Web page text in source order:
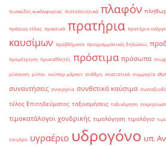
πινακίδες κυκλοφορίας πιστοποιητικά πλαφόν
πράσινο τέλος πρακτικό πρατήρια πρατήριο
καυσίμων προβλήματα προγραμματικές δηλώσεις
προμέτρηση πρωταθλητές πρόστιμα πρόσωπα
ρύπανση ρύποι σούπερ μάρκετ στάθμη στατιστικά συμμορία
συναντήσεις συνεργεία συνθετικά καύσιμα
τέλος Επιτηδεύματος ταξινομήσεις ταξινόμηση
τιμοκατάλογοι χονδρικής τιμολόγηση τιμολόγιο
τσιγάρο υγραέριο υδρογόνο υπ.